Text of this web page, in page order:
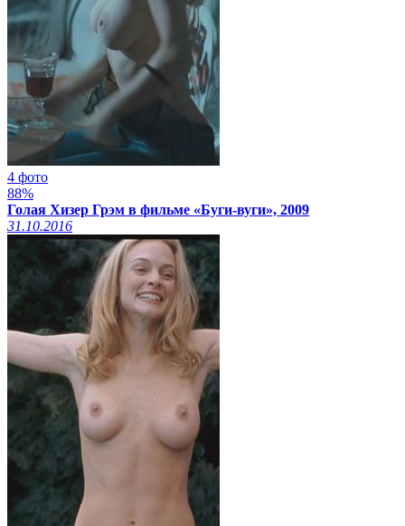
4 фото
88%
Голая Хизер Грэм в фильме «Буги-вуги», 2009
31.10.2016